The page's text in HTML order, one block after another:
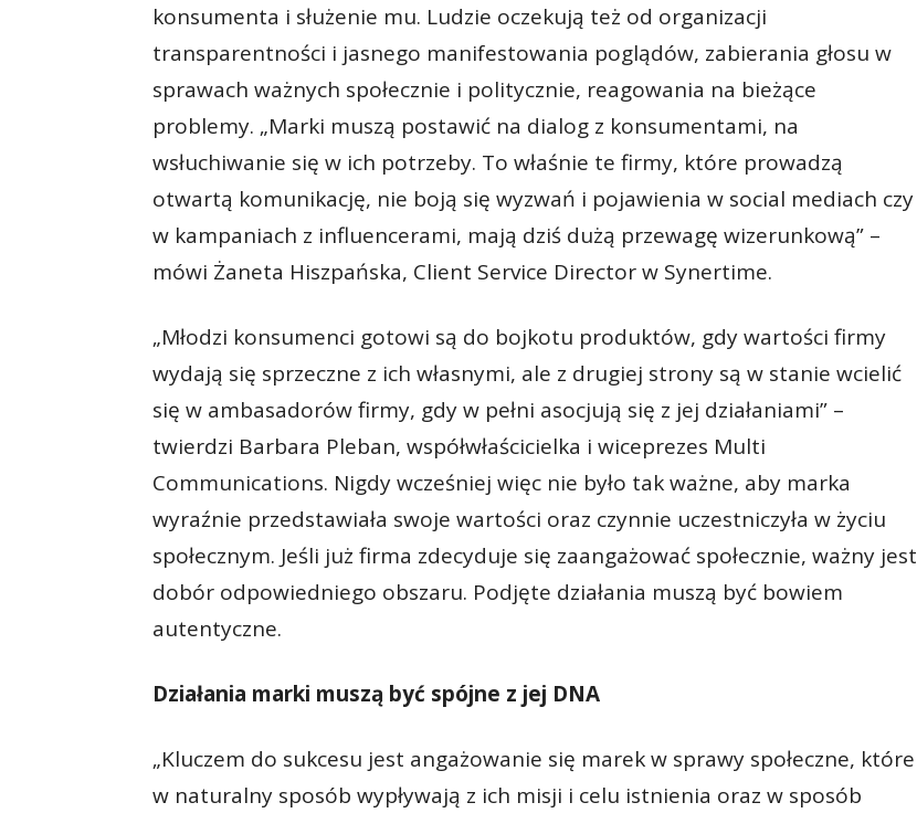
konsumenta i służenie mu. Ludzie oczekują też od organizacji
transparentności i jasnego manifestowania poglądów, zabierania głosu w
sprawach ważnych społecznie i politycznie, reagowania na bieżące
problemy. „Marki muszą postawić na dialog z konsumentami, na
wsłuchiwanie się w ich potrzeby. To właśnie te firmy, które prowadzą
otwartą komunikację, nie boją się wyzwań i pojawienia w social mediach czy
w kampaniach z influencerami, mają dziś dużą przewagę wizerunkową” –
mówi Żaneta Hiszpańska, Client Service Director w Synertime.
„Młodzi konsumenci gotowi są do bojkotu produktów, gdy wartości firmy
wydają się sprzeczne z ich własnymi, ale z drugiej strony są w stanie wcielić
się w ambasadorów firmy, gdy w pełni asocjują się z jej działaniami” –
twierdzi Barbara Pleban, współwłaścicielka i wiceprezes Multi
Communications. Nigdy wcześniej więc nie było tak ważne, aby marka
wyraźnie przedstawiała swoje wartości oraz czynnie uczestniczyła w życiu
społecznym. Jeśli już firma zdecyduje się zaangażować społecznie, ważny jest
dobór odpowiedniego obszaru. Podjęte działania muszą być bowiem
autentyczne.
Działania marki muszą być spójne z jej DNA
„Kluczem do sukcesu jest angażowanie się marek w sprawy społeczne, które
w naturalny sposób wypływają z ich misji i celu istnienia oraz w sposób